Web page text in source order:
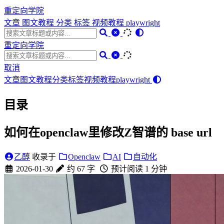
重定向学院
文章 图文教程 分类 标签 视频教程 playwright
重定向学院
取消
文章图文教程分类标签视频教程playwright
目录
如何在openclaw里修改Z智谱的 base url
乙醇 收录于 Openclaw AI
自动化
2026-01-30
约 67 字 预计阅读 1 分钟